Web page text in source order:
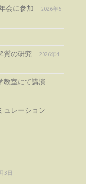
会に参加
2026年6
質の研究
2026年4
教室にて講演
ュレーション
3日